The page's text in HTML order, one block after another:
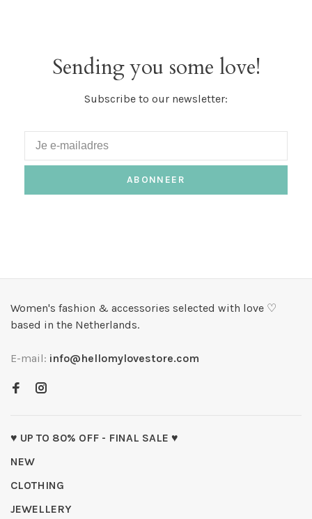
Sending you some love!
Subscribe to our newsletter:
ABONNEER
Women's fashion & accessories selected with love ♡
based in the Netherlands.
E-mail: info@hellomylovestore.com
♥ UP TO 80% OFF - FINAL SALE ♥
NEW
CLOTHING
JEWELLERY